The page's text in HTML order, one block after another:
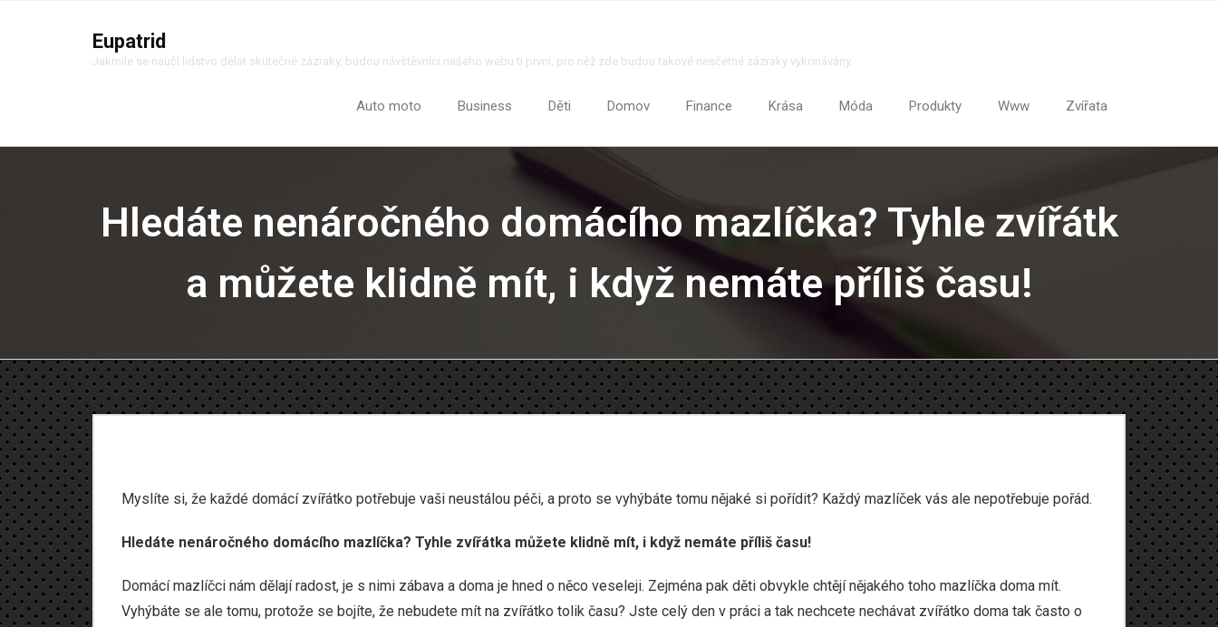
Eupatrid
Jakmile se naučí lidstvo dělat skutečné zázraky, budou návštěvníci našeho webu ti první, pro něž zde budou takové nesčetné zázraky vykonávány.
Auto moto Business Děti Domov Finance Krása Móda Produkty Www Zvířata
Hledáte nenáročného domácího mazlíčka? Tyhle zvířátk
a můžete klidně mít, i když nemáte příliš času!
Myslíte si, že každé domácí zvířátko potřebuje vaši neustálou péči, a proto se vyhýbáte tomu nějaké si pořídit? Každý mazlíček vás ale nepotřebuje pořád.
Hledáte nenáročného domácího mazlíčka? Tyhle zvířátka můžete klidně mít, i když nemáte příliš času!
Domácí mazlíčci nám dělají radost, je s nimi zábava a doma je hned o něco veseleji. Zejména pak děti obvykle chtějí nějakého toho mazlíčka doma mít.
Vyhýbáte se ale tomu, protože se bojíte, že nebudete mít na zvířátko tolik času? Jste celý den v práci a tak nechcete nechávat zvířátko doma tak často o